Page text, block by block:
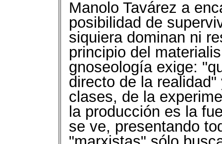
Manolo Tavárez a
posibilidad de
siquiera dominan ni
principio del
gnoseología exige:
directo de la
clases, de la
la producción es la
se ve, presentando